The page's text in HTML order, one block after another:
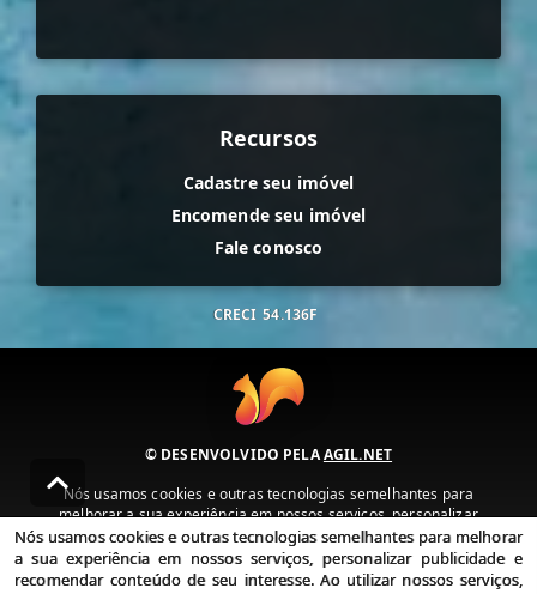
Recursos
Cadastre seu imóvel
Encomende seu imóvel
Fale conosco
CRECI 54.136F
© DESENVOLVIDO PELAAGIL.NET
Nós usamos cookies e outras tecnologias semelhantes para
melhorar a sua experiência em nossos serviços, personalizar
publicidade e recomendar conteúdo de seu interesse. Ao utilizar
nossos serviços, você concorda com nossa política de privacidade e
termos de uso.
Nós usamos cookies e outras tecnologias semelhantes para melhorar
a sua experiência em nossos serviços, personalizar publicidade e
recomendar conteúdo de seu interesse. Ao utilizar nossos serviços,